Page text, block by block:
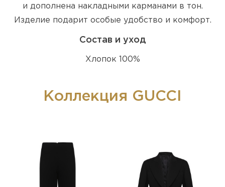
и дополнена накладными карманами в тон.
Изделие подарит особые удобство и комфорт.
Состав и уход
Хлопок 100%
Коллекция GUCCI